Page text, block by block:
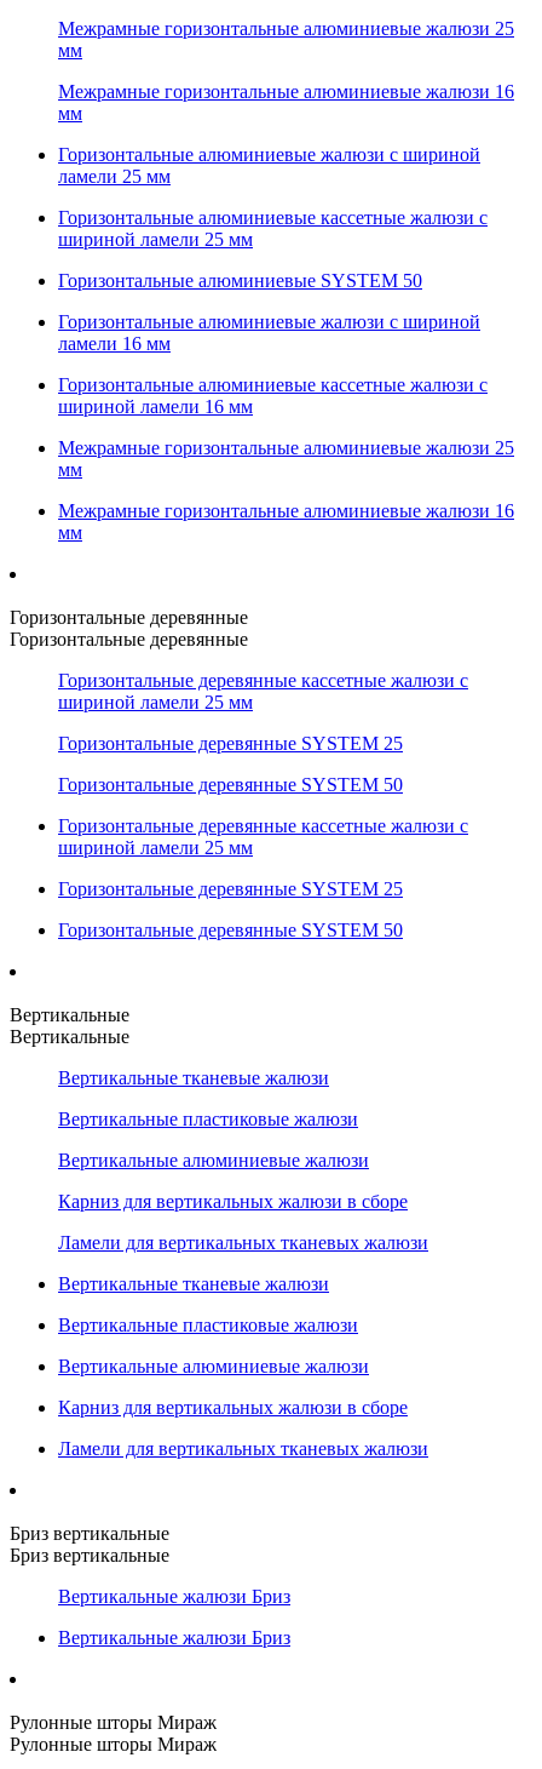
Межрамные горизонтальные алюминиевые жалюзи 25
мм
Межрамные горизонтальные алюминиевые жалюзи 16
мм
Горизонтальные алюминиевые жалюзи с шириной
ламели 25 мм
Горизонтальные алюминиевые кассетные жалюзи с
шириной ламели 25 мм
Горизонтальные алюминиевые SYSTEM 50
Горизонтальные алюминиевые жалюзи с шириной
ламели 16 мм
Горизонтальные алюминиевые кассетные жалюзи с
шириной ламели 16 мм
Межрамные горизонтальные алюминиевые жалюзи 25
мм
Межрамные горизонтальные алюминиевые жалюзи 16
мм
Горизонтальные деревянные
Горизонтальные деревянные
Горизонтальные деревянные кассетные жалюзи с
шириной ламели 25 мм
Горизонтальные деревянные SYSTEM 25
Горизонтальные деревянные SYSTEM 50
Горизонтальные деревянные кассетные жалюзи с
шириной ламели 25 мм
Горизонтальные деревянные SYSTEM 25
Горизонтальные деревянные SYSTEM 50
Вертикальные
Вертикальные
Вертикальные тканевые жалюзи
Вертикальные пластиковые жалюзи
Вертикальные алюминиевые жалюзи
Карниз для вертикальных жалюзи в сборе
Ламели для вертикальных тканевых жалюзи
Вертикальные тканевые жалюзи
Вертикальные пластиковые жалюзи
Вертикальные алюминиевые жалюзи
Карниз для вертикальных жалюзи в сборе
Ламели для вертикальных тканевых жалюзи
Бриз вертикальные
Бриз вертикальные
Вертикальные жалюзи Бриз
Вертикальные жалюзи Бриз
Рулонные шторы Мираж
Рулонные шторы Мираж